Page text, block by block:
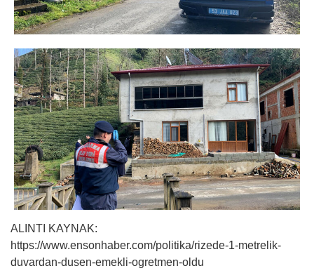
ALINTI KAYNAK:
https://www.ensonhaber.com/politika/rizede-1-metrelik-
duvardan-dusen-emekli-ogretmen-oldu